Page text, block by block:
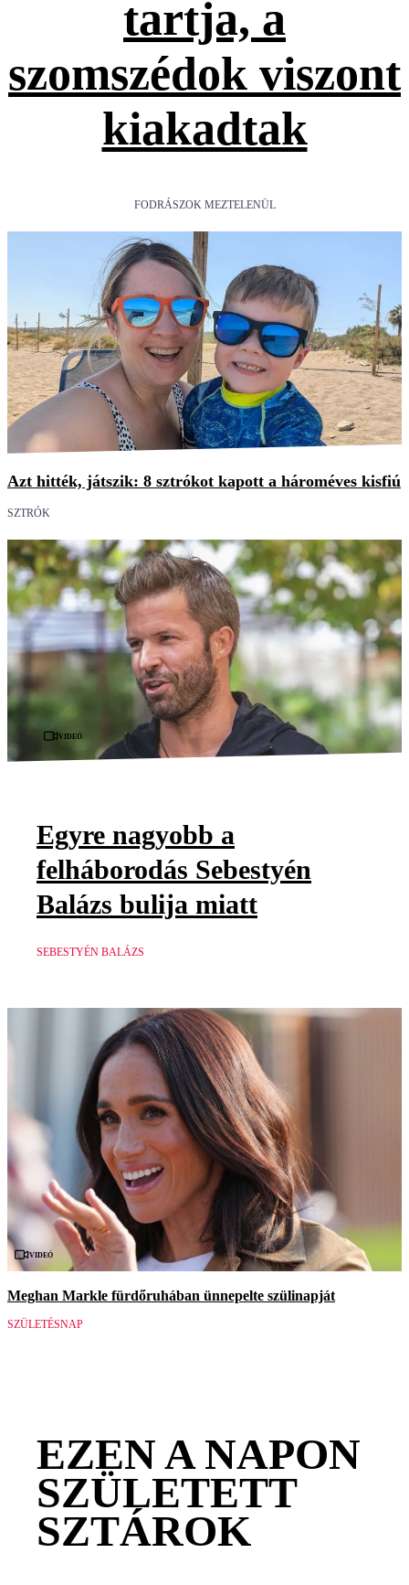
tartja, a
szomszédok viszont
kiakadtak
FODRÁSZOK MEZTELENÜL
Azt hitték, játszik: 8 sztrókot kapott a hároméves kisfiú
SZTRÓK
Videó
Egyre nagyobb a
felháborodás Sebestyén
Balázs bulija miatt
SEBESTYÉN BALÁZS
Videó
Meghan Markle fürdőruhában ünnepelte szülinapját
SZÜLETÉSNAP
EZEN A NAPON
SZÜLETETT
SZTÁROK